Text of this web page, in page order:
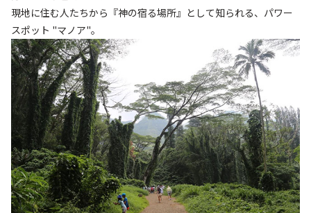
現地に住む人たちから『神の宿る場所』として知られる、パワー
スポット "マノア"。